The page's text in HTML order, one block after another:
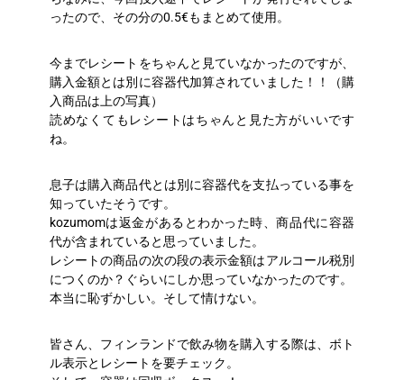
ったので、その分の0.5€もまとめて使用。
今までレシートをちゃんと見ていなかったのですが、
購入金額とは別に容器代加算されていました！！（購
入商品は上の写真）
読めなくてもレシートはちゃんと見た方がいいです
ね。
息子は購入商品代とは別に容器代を支払っている事を
知っていたそうです。
kozumomは返金があるとわかった時、商品代に容器
代が含まれていると思っていました。
レシートの商品の次の段の表示金額はアルコール税別
につくのか？ぐらいにしか思っていなかったのです。
本当に恥ずかしい。そして情けない。
皆さん、フィンランドで飲み物を購入する際は、ボト
ル表示とレシートを要チェック。